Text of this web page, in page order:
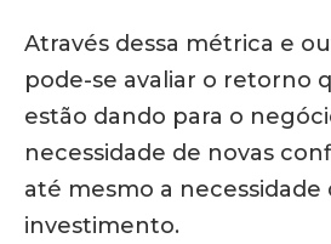
Através dessa métrica e
pode-se avaliar o retorno
estão dando para o
necessidade de novas
até mesmo a
investimento.